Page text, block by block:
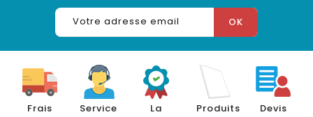
Frais
Service
La
Produits
Devis